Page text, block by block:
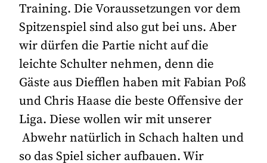
Training. Die Voraussetzungen vor dem
Spitzenspiel sind also gut bei uns. Aber
wir dürfen die Partie nicht auf die
leichte Schulter nehmen, denn die
Gäste aus Diefflen haben mit Fabian Poß
und Chris Haase die beste Offensive der
Liga. Diese wollen wir mit unserer
Abwehr natürlich in Schach halten und
so das Spiel sicher aufbauen. Wir